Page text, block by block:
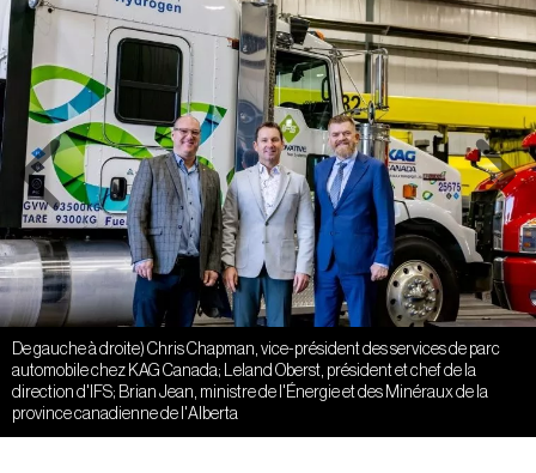
De gauche à droite) Chris Chapman, vice-président des services de parc
automobile chez KAG Canada; Leland Oberst, président et chef de la
direction d'IFS; Brian Jean, ministre de l'Énergie et des Minéraux de la
province canadienne de l'Alberta
Previous Next